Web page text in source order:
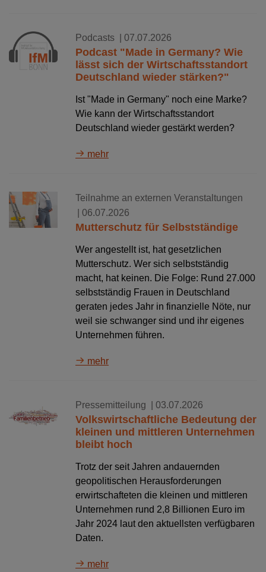
Podcasts | 07.07.2026
Podcast "Made in Germany? Wie
lässt sich der Wirtschaftsstandort
Deutschland wieder stärken?"
Ist "Made in Germany" noch eine Marke?
Wie kann der Wirtschaftsstandort
Deutschland wieder gestärkt werden?
mehr
Teilnahme an externen Veranstaltungen
| 06.07.2026
Mutterschutz für Selbstständige
Wer angestellt ist, hat gesetzlichen
Mutterschutz. Wer sich selbstständig
macht, hat keinen. Die Folge: Rund 27.000
selbstständig Frauen in Deutschland
geraten jedes Jahr in finanzielle Nöte, nur
weil sie schwanger sind und ihr eigenes
Unternehmen führen.
mehr
Pressemitteilung | 03.07.2026
Volkswirtschaftliche Bedeutung der
kleinen und mittleren Unternehmen
bleibt hoch
Trotz der seit Jahren andauernden
geopolitischen Herausforderungen
erwirtschafteten die kleinen und mittleren
Unternehmen rund 2,8 Billionen Euro im
Jahr 2024 laut den aktuellsten verfügbaren
Daten.
mehr